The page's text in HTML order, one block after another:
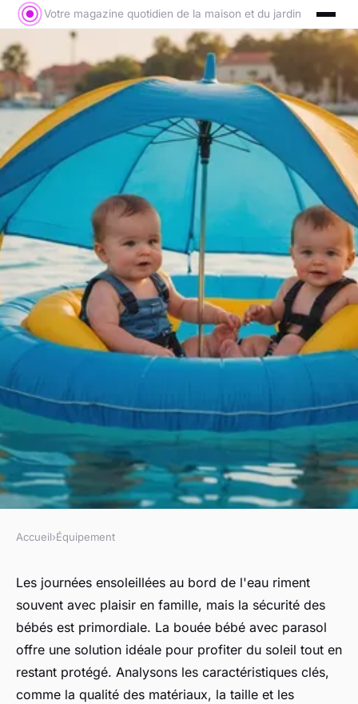
Votre magazine quotidien de la maison et du jardin
ÉQUIPEMENT
Bouée bébé avec parasol :
amusez-vous en toute sécurité
!
Capucine•20 janvier 2025•4 min de lecture
Accueil›Équipement
Les journées ensoleillées au bord de l'eau riment
souvent avec plaisir en famille, mais la sécurité des
bébés est primordiale. La bouée bébé avec parasol
offre une solution idéale pour profiter du soleil tout en
restant protégé. Analysons les caractéristiques clés,
comme la qualité des matériaux, la taille et les